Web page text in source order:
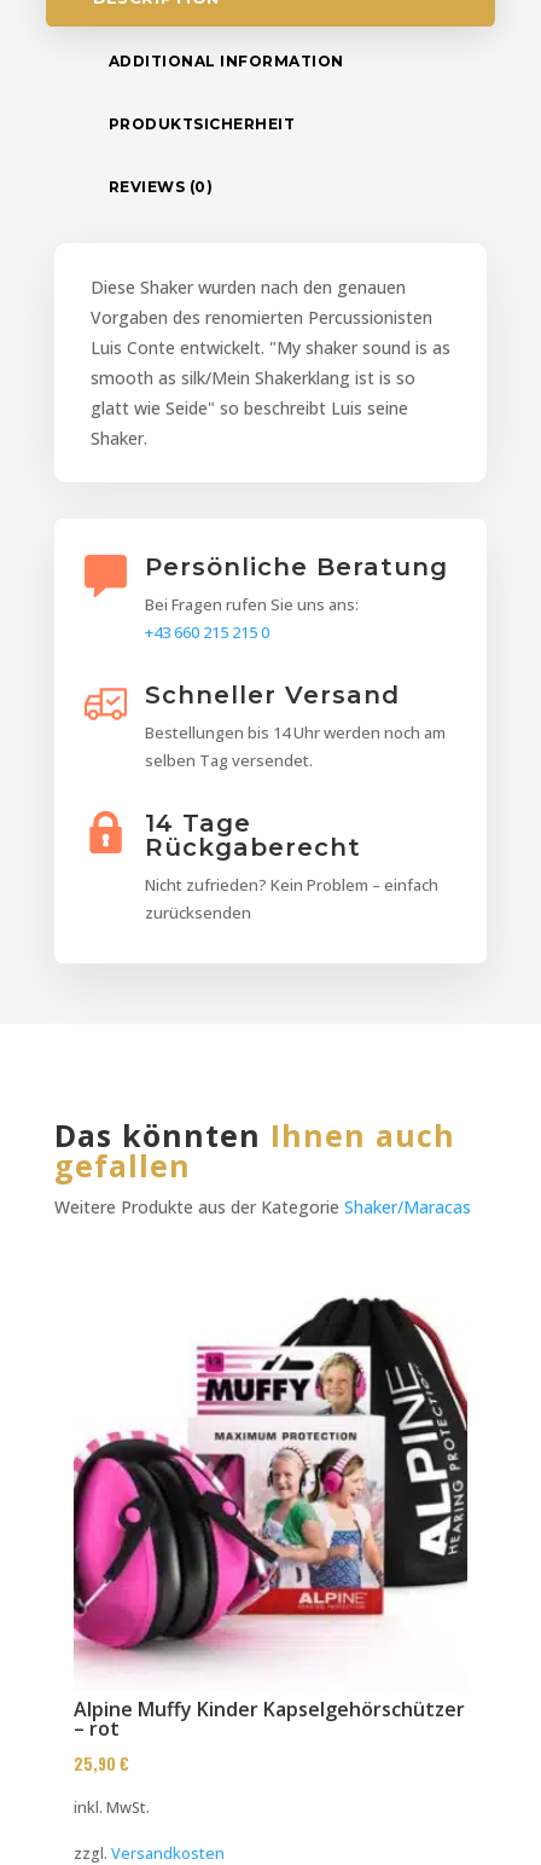
ADDITIONAL INFORMATION
PRODUKTSICHERHEIT
REVIEWS (0)
Diese Shaker wurden nach den genauen
Vorgaben des renomierten Percussionisten
Luis Conte entwickelt. "My shaker sound is as
smooth as silk/Mein Shakerklang ist is so
glatt wie Seide" so beschreibt Luis seine
Shaker.
Persönliche Beratung
Bei Fragen rufen Sie uns ans:
+43 660 215 215 0
Schneller Versand
Bestellungen bis 14 Uhr werden noch am
selben Tag versendet.
14 Tage
Rückgaberecht
Nicht zufrieden? Kein Problem – einfach
zurücksenden
Das könnten Ihnen auch
gefallen
Weitere Produkte aus der Kategorie Shaker/Maracas
Alpine Muffy Kinder Kapselgehörschützer
– rot
25,90 €
inkl. MwSt.
zzgl. Versandkosten